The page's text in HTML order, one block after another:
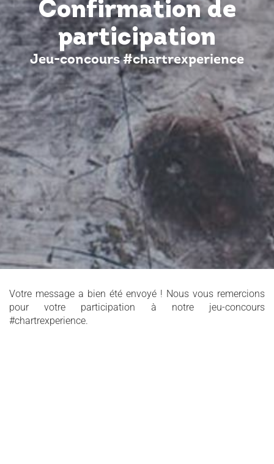
Confirmation de
participation
Jeu-concours #chartrexperience
Votre message a bien été envoyé ! Nous vous remercions
pour votre participation à notre jeu-concours
#chartrexperience.